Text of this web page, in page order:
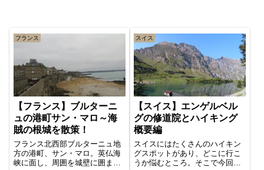
フランス
【フランス】ブルターニ
ュの港町サン・マロ～海
賊の根城を散策！
フランス北西部ブルターニュ地
方の港町、サン・マロ。英仏海
峡に面し、周囲を城壁に囲まれ
スイス
【スイス】エンゲルベル
グの修道院とハイキング
概要編
スイスにはたくさんのハイキン
グスポットがあり、どこに行こ
うか悩むところ。そこで今回は